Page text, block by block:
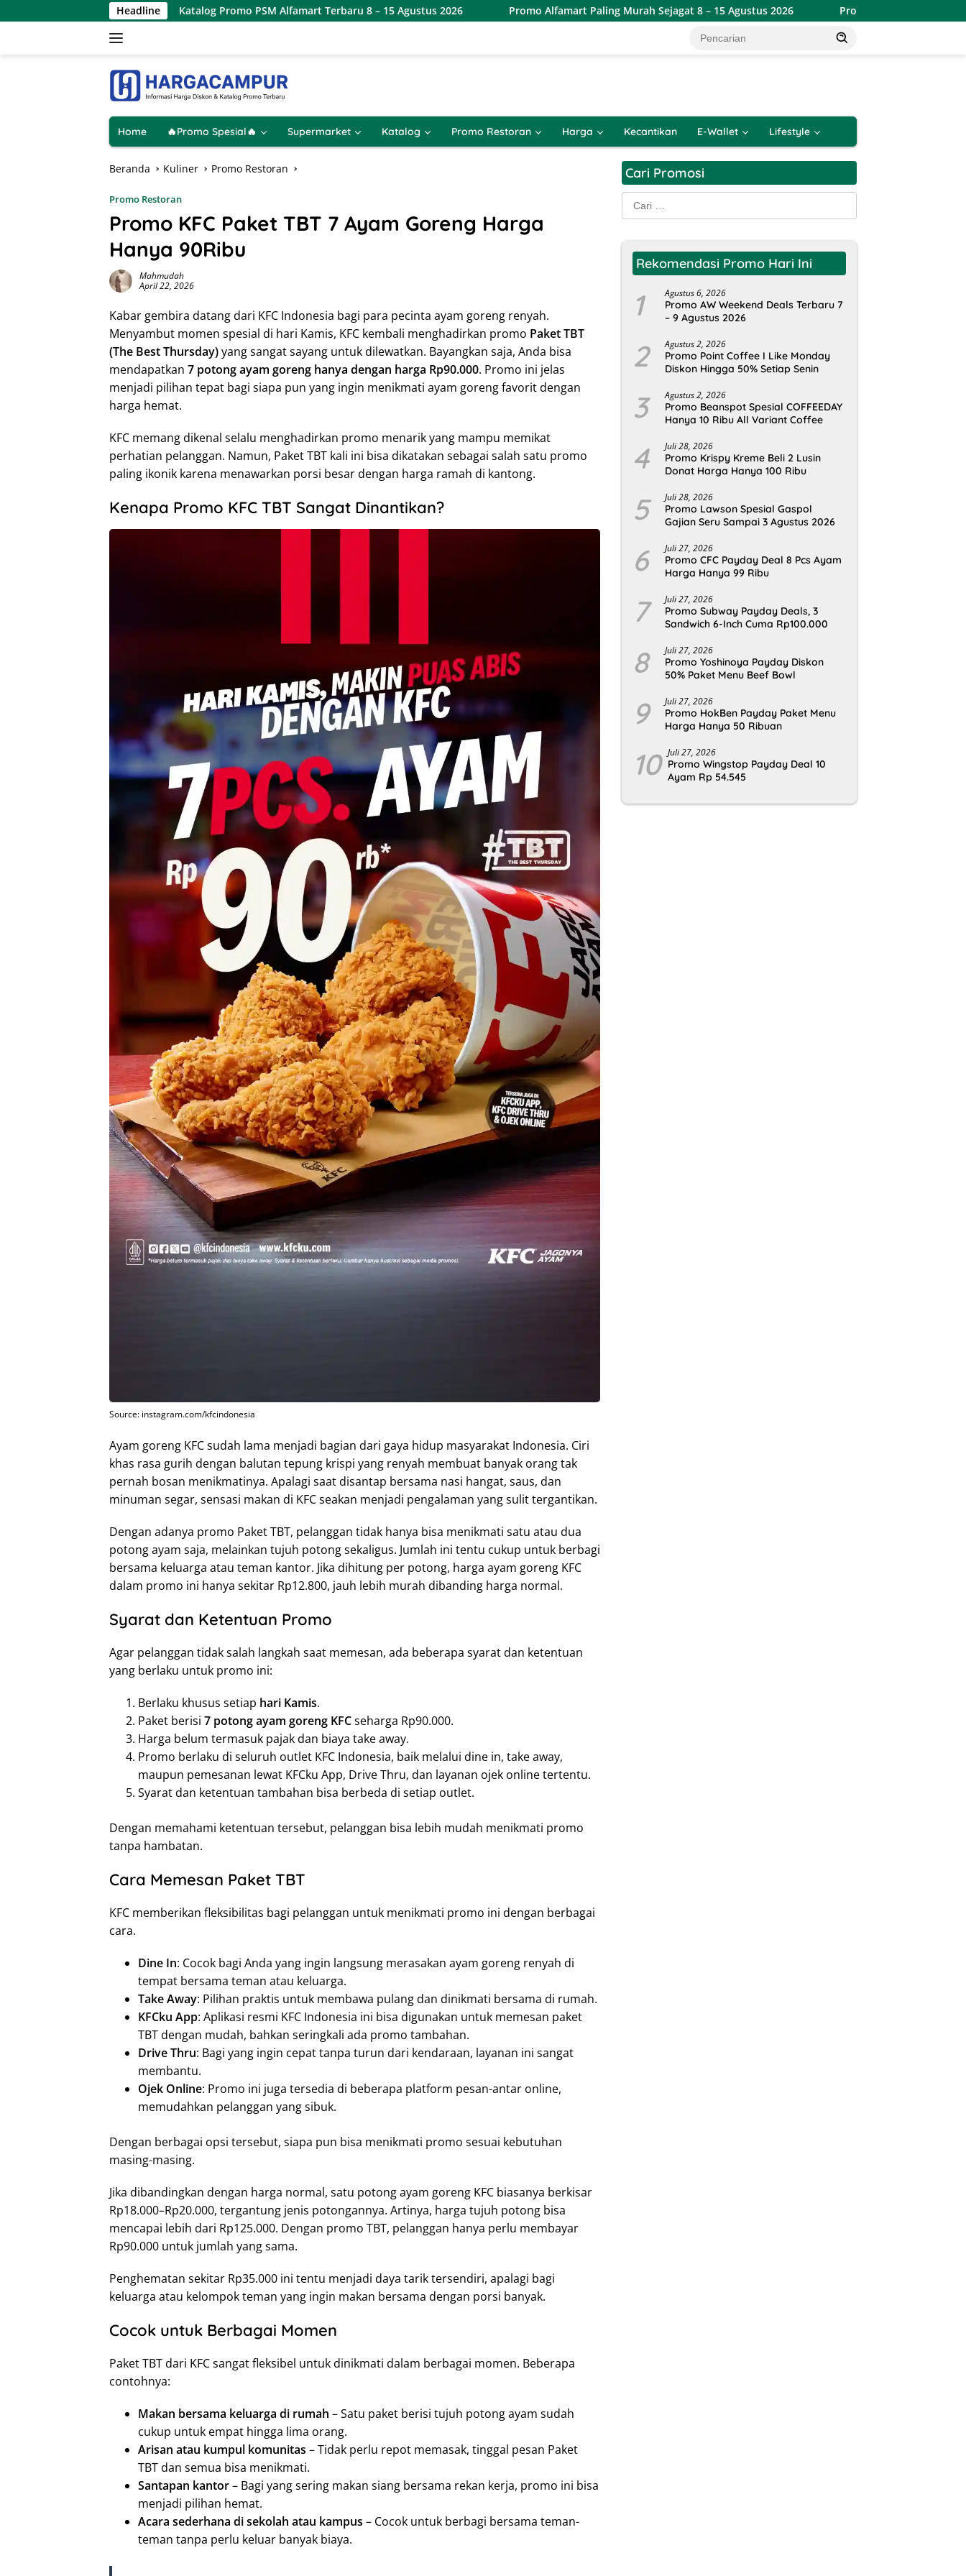
ke
Headline
Katalog Promo PSM Alfamart Terbaru 8 – 15 Agustus 2026 Promo Alfamart Paling Murah Sejagat 8 – 15 Agustus 2026 Promo Alfamart Double Date Spesial 8.8
Home 🔥Promo Spesial🔥 Supermarket Katalog Promo Restoran Harga Kecantikan E-Wallet Lifestyle
Beranda Kuliner Promo Restoran
Promo Restoran
Promo KFC Paket TBT 7 Ayam Goreng Harga
Hanya 90Ribu
Mahmudah
April 22, 2026
Kabar gembira datang dari KFC Indonesia bagi para pecinta ayam goreng renyah.
Menyambut momen spesial di hari Kamis, KFC kembali menghadirkan promo Paket TBT
(The Best Thursday)yang sangat sayang untuk dilewatkan. Bayangkan saja, Anda bisa
mendapatkan 7 potong ayam goreng hanya dengan harga Rp90.000. Promo ini jelas
menjadi pilihan tepat bagi siapa pun yang ingin menikmati ayam goreng favorit dengan
harga hemat.
KFC memang dikenal selalu menghadirkan promo menarik yang mampu memikat
perhatian pelanggan. Namun, Paket TBT kali ini bisa dikatakan sebagai salah satu promo
paling ikonik karena menawarkan porsi besar dengan harga ramah di kantong.
Kenapa Promo KFC TBT Sangat Dinantikan?
Source: instagram.com/kfcindonesia
Ayam goreng KFC sudah lama menjadi bagian dari gaya hidup masyarakat Indonesia. Ciri
khas rasa gurih dengan balutan tepung krispi yang renyah membuat banyak orang tak
pernah bosan menikmatinya. Apalagi saat disantap bersama nasi hangat, saus, dan
minuman segar, sensasi makan di KFC seakan menjadi pengalaman yang sulit tergantikan.
Dengan adanya promo Paket TBT, pelanggan tidak hanya bisa menikmati satu atau dua
potong ayam saja, melainkan tujuh potong sekaligus. Jumlah ini tentu cukup untuk berbagi
bersama keluarga atau teman kantor. Jika dihitung per potong, harga ayam goreng KFC
dalam promo ini hanya sekitar Rp12.800, jauh lebih murah dibanding harga normal.
Syarat dan Ketentuan Promo
Agar pelanggan tidak salah langkah saat memesan, ada beberapa syarat dan ketentuan
yang berlaku untuk promo ini:
Berlaku khusus setiap hari Kamis.
Paket berisi 7 potong ayam goreng KFCseharga Rp90.000.
Harga belum termasuk pajak dan biaya take away.
Promo berlaku di seluruh outlet KFC Indonesia, baik melalui dine in, take away,
maupun pemesanan lewat KFCku App, Drive Thru, dan layanan ojek online tertentu.
Syarat dan ketentuan tambahan bisa berbeda di setiap outlet.
Dengan memahami ketentuan tersebut, pelanggan bisa lebih mudah menikmati promo
tanpa hambatan.
Cara Memesan Paket TBT
KFC memberikan fleksibilitas bagi pelanggan untuk menikmati promo ini dengan berbagai
cara.
Dine In: Cocok bagi Anda yang ingin langsung merasakan ayam goreng renyah di
tempat bersama teman atau keluarga.
Take Away: Pilihan praktis untuk membawa pulang dan dinikmati bersama di rumah.
KFCku App: Aplikasi resmi KFC Indonesia ini bisa digunakan untuk memesan paket
TBT dengan mudah, bahkan seringkali ada promo tambahan.
Drive Thru: Bagi yang ingin cepat tanpa turun dari kendaraan, layanan ini sangat
membantu.
Ojek Online: Promo ini juga tersedia di beberapa platform pesan-antar online,
memudahkan pelanggan yang sibuk.
Dengan berbagai opsi tersebut, siapa pun bisa menikmati promo sesuai kebutuhan
masing-masing.
Jika dibandingkan dengan harga normal, satu potong ayam goreng KFC biasanya berkisar
Rp18.000–Rp20.000, tergantung jenis potongannya. Artinya, harga tujuh potong bisa
mencapai lebih dari Rp125.000. Dengan promo TBT, pelanggan hanya perlu membayar
Rp90.000 untuk jumlah yang sama.
Penghematan sekitar Rp35.000 ini tentu menjadi daya tarik tersendiri, apalagi bagi
keluarga atau kelompok teman yang ingin makan bersama dengan porsi banyak.
Cocok untuk Berbagai Momen
Paket TBT dari KFC sangat fleksibel untuk dinikmati dalam berbagai momen. Beberapa
contohnya:
Makan bersama keluarga di rumah – Satu paket berisi tujuh potong ayam sudah
cukup untuk empat hingga lima orang.
Arisan atau kumpul komunitas – Tidak perlu repot memasak, tinggal pesan Paket
TBT dan semua bisa menikmati.
Santapan kantor– Bagi yang sering makan siang bersama rekan kerja, promo ini bisa
menjadi pilihan hemat.
Acara sederhana di sekolah atau kampus – Cocok untuk berbagi bersama teman-
teman tanpa perlu keluar banyak biaya.
Cari Promosi
Cari
untuk:
Rekomendasi Promo Hari Ini
1 Agustus 6, 2026
Promo AW Weekend Deals Terbaru 7
– 9 Agustus 2026
2 Agustus 2, 2026
Promo Point Coffee I Like Monday
Diskon Hingga 50% Setiap Senin
3 Agustus 2, 2026
Promo Beanspot Spesial COFFEEDAY
Hanya 10 Ribu All Variant Coffee
4 Juli 28, 2026
Promo Krispy Kreme Beli 2 Lusin
Donat Harga Hanya 100 Ribu
5 Juli 28, 2026
Promo Lawson Spesial Gaspol
Gajian Seru Sampai 3 Agustus 2026
6 Juli 27, 2026
Promo CFC Payday Deal 8 Pcs Ayam
Harga Hanya 99 Ribu
7 Juli 27, 2026
Promo Subway Payday Deals, 3
Sandwich 6-Inch Cuma Rp100.000
8 Juli 27, 2026
Promo Yoshinoya Payday Diskon
50% Paket Menu Beef Bowl
9 Juli 27, 2026
Promo HokBen Payday Paket Menu
Harga Hanya 50 Ribuan
10 Juli 27, 2026
Promo Wingstop Payday Deal 10
Ayam Rp 54.545